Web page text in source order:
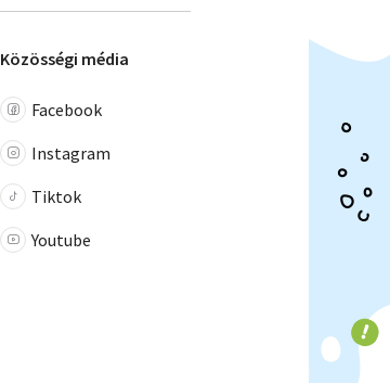
Közösségi média
Facebook
Instagram
Tiktok
Youtube